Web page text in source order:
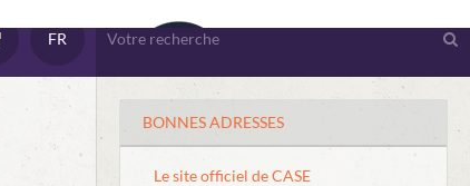
FR
BONNES ADRESSES
Le site officiel de CASE